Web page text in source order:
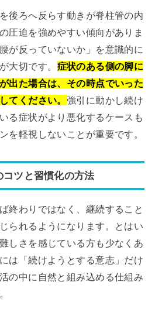
後ろへ反らす動きが脊柱管の内
圧迫を強めやすい傾向がありま
が反っていないか」を意識的に
大切です。 症状のある側の脚に
出た場合は、その時点でいった
てください。 強引に動かし続け
る症状がより悪化するケースも
を軽視しないことが重要です。
ツと習慣化の方法
終わりではなく、継続すること
られるようになります。とはい
しさを感じている方も少なくあ
は「続けようとする意志」だけ
の中に自然と組み込める仕組み